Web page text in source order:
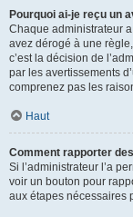
Pourquoi ai-je reçu un
Chaque administrateur
avez dérogé à une
c’est la décision de
par les avertissements
comprenez pas les
Haut
Comment rapporter
Si l’administrateur l’a
voir un bouton pour
aux étapes nécessaires